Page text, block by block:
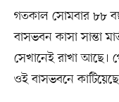
গতকাল সোমবার ৮৮
বাসভবন কাসা সান্তা
সেখানেই রাখা আছে।
ওই বাসভবনে